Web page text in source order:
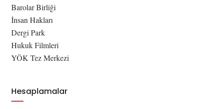
Barolar Birliği
İnsan Hakları
Dergi Park
Hukuk Filmleri
YÖK Tez Merkezi
Hesaplamalar